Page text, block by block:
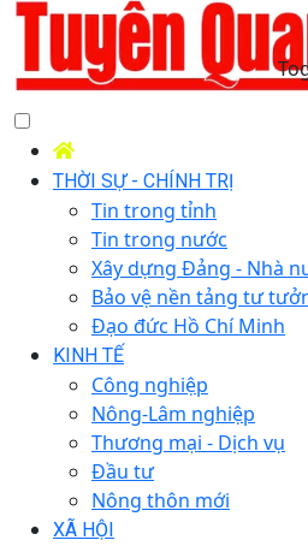
THỜI SỰ - CHÍNH TRỊ
Tin trong tỉnh
Tin trong nước
Xây dựng Đảng - Nhà
Bảo vệ nền tảng tư
Đạo đức Hồ Chí Minh
KINH TẾ
Công nghiệp
Nông-Lâm nghiệp
Thương mại - Dịch vụ
Đầu tư
Nông thôn mới
XÃ HỘI